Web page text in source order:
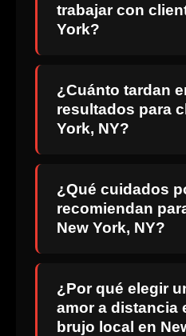
trabajar con
York?
¿Cuánto tardan
resultados para
York, NY?
¿Qué cuidados
recomiendan
New York, NY?
¿Por qué elegir
amor a distancia
brujo local en